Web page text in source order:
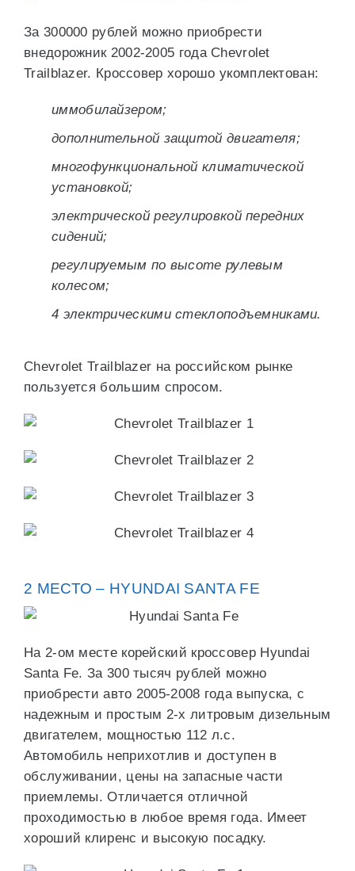
За 300000 рублей можно приобрести
внедорожник 2002-2005 года Chevrolet
Trailblazer. Кроссовер хорошо укомплектован:
иммобилайзером;
дополнительной защитой двигателя;
многофункциональной климатической
установкой;
электрической регулировкой передних
сидений;
регулируемым по высоте рулевым
колесом;
4 электрическими стеклоподъемниками.
Chevrolet Trailblazer на российском рынке
пользуется большим спросом.
2 МЕСТО – HYUNDAI SANTA FE
На 2-ом месте корейский кроссовер Hyundai
Santa Fe. За 300 тысяч рублей можно
приобрести авто 2005-2008 года выпуска, с
надежным и простым 2-х литровым дизельным
двигателем, мощностью 112 л.с.
Автомобиль неприхотлив и доступен в
обслуживании, цены на запасные части
приемлемы. Отличается отличной
проходимостью в любое время года. Имеет
хороший клиренс и высокую посадку.